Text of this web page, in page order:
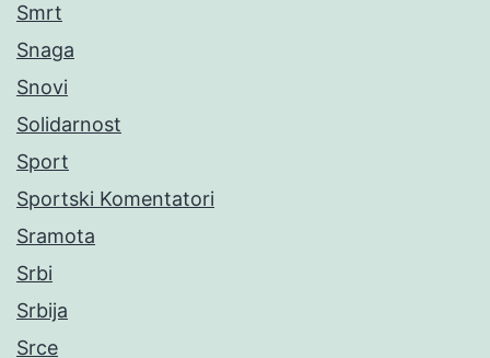
Smrt
Snaga
Snovi
Solidarnost
Sport
Sportski Komentatori
Sramota
Srbi
Srbija
Srce